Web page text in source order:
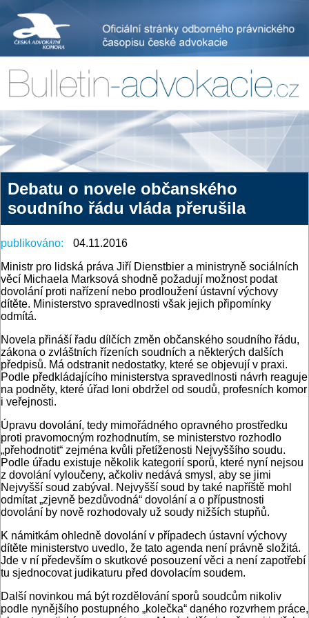
Debatu o novele občanského
soudního řádu vláda přerušila
publikováno:
04.11.2016
Ministr pro lidská práva Jiří Dienstbier a ministryně sociálních
věcí Michaela Marksová shodně požadují možnost podat
dovolání proti nařízení nebo prodloužení ústavní výchovy
dítěte. Ministerstvo spravedlnosti však jejich připomínky
odmítá.
Novela přináší řadu dílčích změn občanského soudního řádu,
zákona o zvláštních řízeních soudních a některých dalších
předpisů. Má odstranit nedostatky, které se objevují v praxi.
Podle předkládajícího ministerstva spravedlnosti návrh reaguje
na podněty, které úřad loni obdržel od soudů, profesních komor
i veřejnosti.
Úpravu dovolání, tedy mimořádného opravného prostředku
proti pravomocným rozhodnutím, se ministerstvo rozhodlo
„přehodnotit“ zejména kvůli přetíženosti Nejvyššího soudu.
Podle úřadu existuje několik kategorií sporů, které nyní nejsou
z dovolání vyloučeny, ačkoliv nedává smysl, aby se jimi
Nejvyšší soud zabýval. Nejvyšší soud by také napříště mohl
odmítat „zjevně bezdůvodná“ dovolání a o přípustnosti
dovolání by nově rozhodovaly už soudy nižších stupňů.
K námitkám ohledně dovolání v případech ústavní výchovy
dítěte ministerstvo uvedlo, že tato agenda není právně složitá.
Jde v ní především o skutkové posouzení věci a není zapotřebí
tu sjednocovat judikaturu před dovolacím soudem.
Další novinkou má být rozdělování sporů soudcům nikoliv
podle nynějšího postupného „kolečka“ daného rozvrhem práce,